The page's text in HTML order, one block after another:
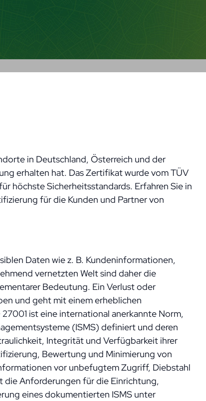
in Deutschland, Österreich und der
erhalten hat. Das Zertifikat wurde vom TÜV
höchste Sicherheitsstandards. Erfahren Sie in
für die Kunden und Partner von
Daten wie z. B. Kundeninformationen,
vernetzten Welt sind daher die
Bedeutung. Ein Verlust oder
und geht mit einem erheblichen
ist eine international anerkannte Norm,
(ISMS) definiert und deren
Integrität und Verfügbarkeit ihrer
Bewertung und Minimierung von
vor unbefugtem Zugriff, Diebstahl
die Anforderungen für die Einrichtung,
eines dokumentierten ISMS unter